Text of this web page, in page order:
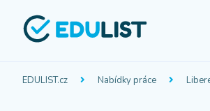
EDULIST.cz Nabídky práce